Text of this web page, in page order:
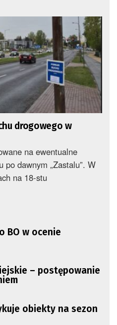
drogowego w
na ewentualne
po dawnym „Zastalu”. W
na 18-stu
BO w ocenie
– postępowanie
obiekty na sezon